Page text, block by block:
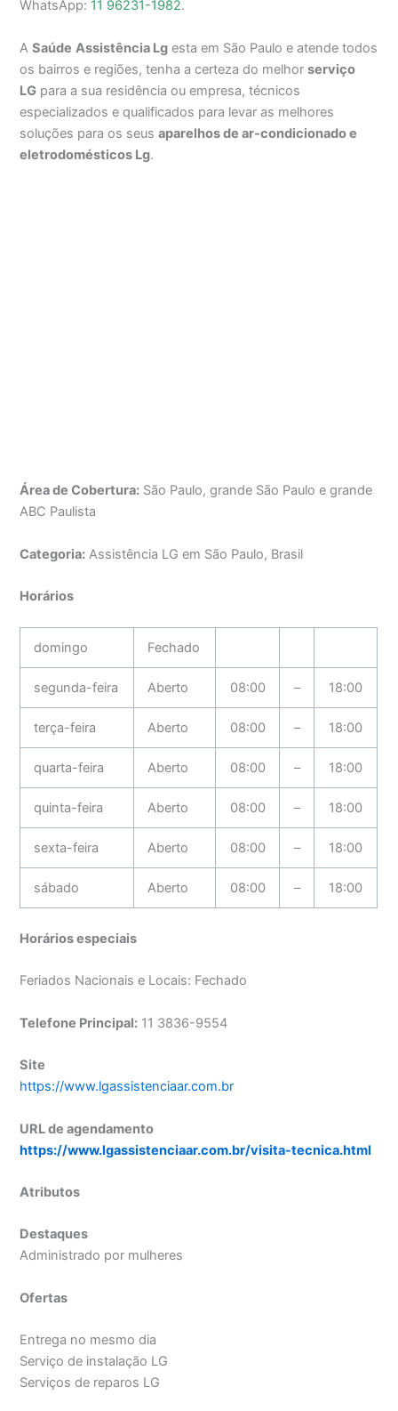
WhatsApp: 11 96231-1982.
ASaúde Assistência Lg esta em São Paulo e atende todos
os bairros e regiões, tenha a certeza do melhorserviço
LG para a sua residência ou empresa, técnicos
especializados e qualificados para levar as melhores
soluções para os seusaparelhos de ar-condicionado e
eletrodomésticos Lg.
Área de Cobertura: São Paulo, grande São Paulo e grande
ABC Paulista
Categoria: Assistência LG em São Paulo, Brasil
Horários
domingo Fechado
segunda-feira Aberto 08:00 – 18:00
terça-feira Aberto 08:00 – 18:00
quarta-feira Aberto 08:00 – 18:00
quinta-feira Aberto 08:00 – 18:00
sexta-feira Aberto 08:00 – 18:00
sábado Aberto 08:00 – 18:00
Horários especiais
Feriados Nacionais e Locais: Fechado
Telefone Principal: 11 3836-9554
Site
https://www.lgassistenciaar.com.br
URL de agendamento
https://www.lgassistenciaar.com.br/visita-tecnica.html
Atributos
Destaques
Administrado por mulheres
Ofertas
Entrega no mesmo dia
Serviço de instalação LG
Serviços de reparos LG